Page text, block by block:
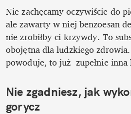
Nie zachęcamy oczywiście do
ale zawarty w niej benzoesan
nie zrobiłby ci krzywdy. To
obojętna dla ludzkiego
powoduje, to już  zupełnie
Nie zgadniesz, jak
gorycz